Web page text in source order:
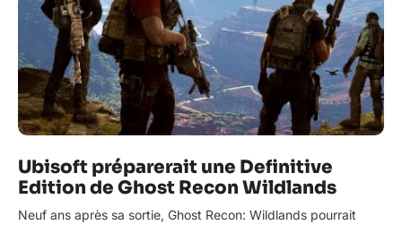
Ubisoft préparerait une Definitive
Edition de Ghost Recon Wildlands
Neuf ans après sa sortie, Ghost Recon: Wildlands pourrait